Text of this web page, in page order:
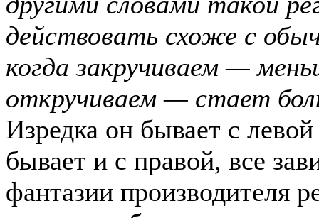
действовать схоже с
когда закручиваем —
откручиваем — стает
Изредка он бывает с
бывает и с правой, все
фантазии производителя